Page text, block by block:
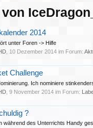
2014
unter Foren -> Hilfe
10 Dezember 2014 im Forum:
Challenge
Ich nominiere
9 November 2014 im Forum:
?
während des Unterrichts Handy